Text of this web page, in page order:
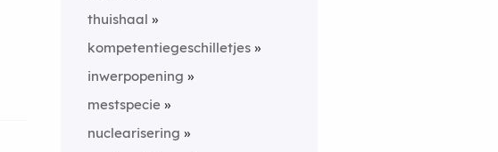
thuishaal
kompetentiegeschilletjes
inwerpopening
mestspecie
nuclearisering